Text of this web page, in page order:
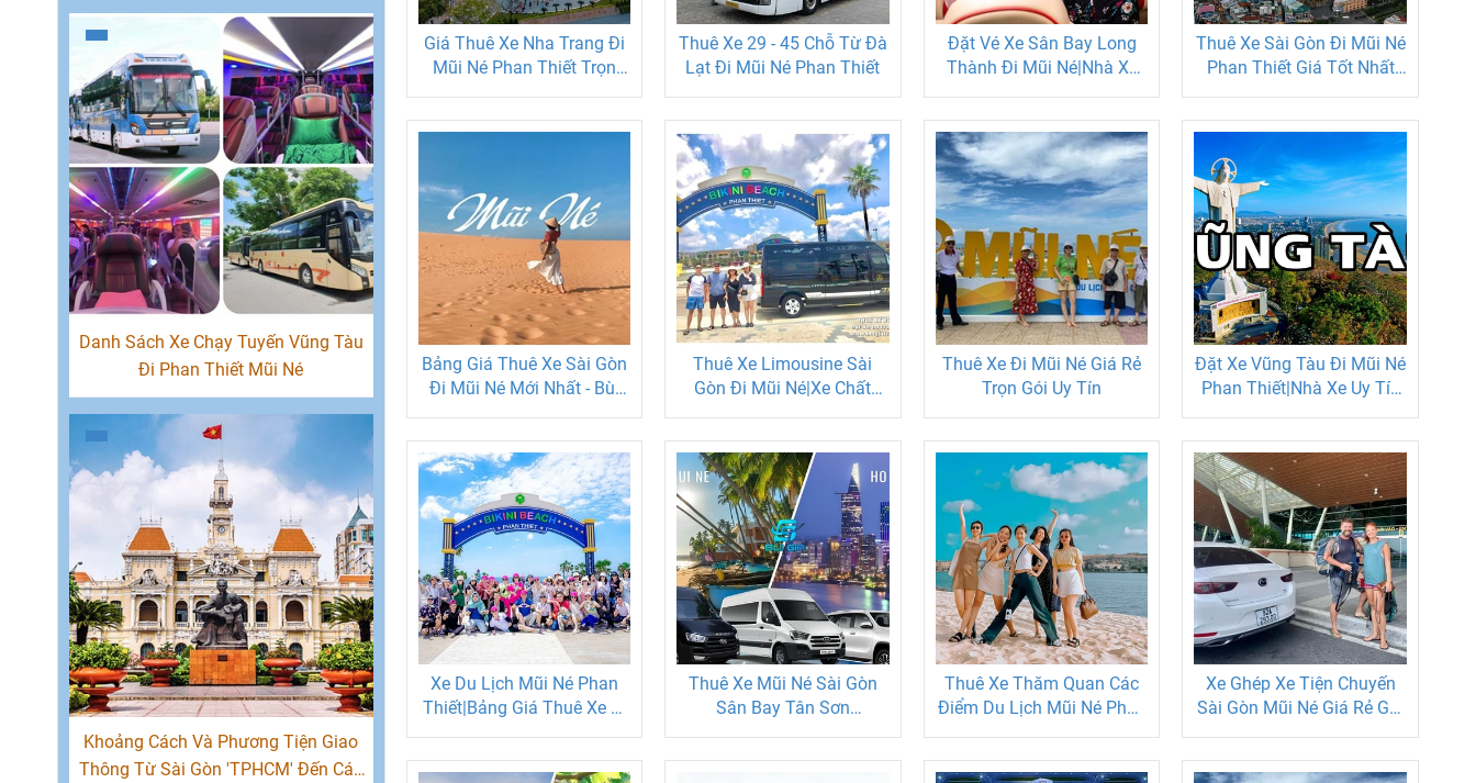
Giá Thuê Xe Nha Trang Đi
Mũi Né Phan Thiết Trọn
Gói Không Phát Sinh
Thuê Xe 29 - 45 Chỗ Từ Đà
Lạt Đi Mũi Né Phan Thiết
Đặt Vé Xe Sân Bay Long
Thành Đi Mũi Né|Nhà Xe
Uy Tín Đón Trả Tận Nơi
Thuê Xe Sài Gòn Đi Mũi Né
Phan Thiết Giá Tốt Nhất
|Xe Đời Mới 4-45 Chỗ
Bảng Giá Thuê Xe Sài Gòn
Đi Mũi Né Mới Nhất - Bùi
Thuê Xe Limousine Sài
Gòn Đi Mũi Né|Xe Chất
Thuê Xe Đi Mũi Né Giá Rẻ
Trọn Gói Uy Tín
Đặt Xe Vũng Tàu Đi Mũi Né
Phan Thiết|Nhà Xe Uy Tín
Xe Du Lịch Mũi Né Phan
Thiết|Bảng Giá Thuê Xe 4-
7-16-29-45 Chỗ Trọn Gói
Thuê Xe Mũi Né Sài Gòn
Sân Bay Tân Sơn
Nhất|Bảng Giá Thuê Xe 4-
7-16-29-45 Chỗ
Thuê Xe Thăm Quan Các
Điểm Du Lịch Mũi Né Phan
Thiết
Xe Ghép Xe Tiện Chuyến
Sài Gòn Mũi Né Giá Rẻ Gọi
Ngay 0847070777
Danh Sách Xe Chạy Tuyến Vũng Tàu
Đi Phan Thiết Mũi Né
Khoảng Cách Và Phương Tiện Giao
Thông Từ Sài Gòn 'TPHCM' Đến Các